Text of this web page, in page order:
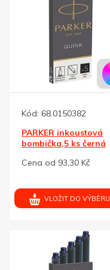
Kód: 68.0150382
PARKER inkoustová
bombička,5 ks černá
Cena od 93,30 Kč
VLOŽIT DO VÝBĚRU